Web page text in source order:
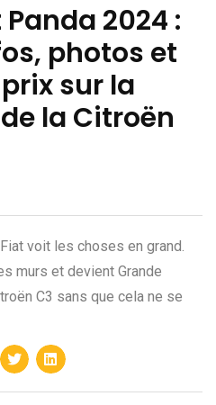
2024 :
photos et
sur la
la Citroën
voit les choses en grand.
murs et devient Grande
C3 sans que cela ne se